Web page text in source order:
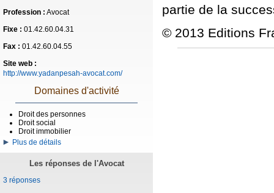
Profession : Avocat
Fixe : 01.42.60.04.31
Fax : 01.42.60.04.55
Site web :
http://www.yadanpesah-avocat.com/
Domaines d'activité
Droit des personnes
Droit social
Droit immobilier
Plus de détails
Les réponses de l'Avocat
3 réponses
partie de la
© 2013 Editions